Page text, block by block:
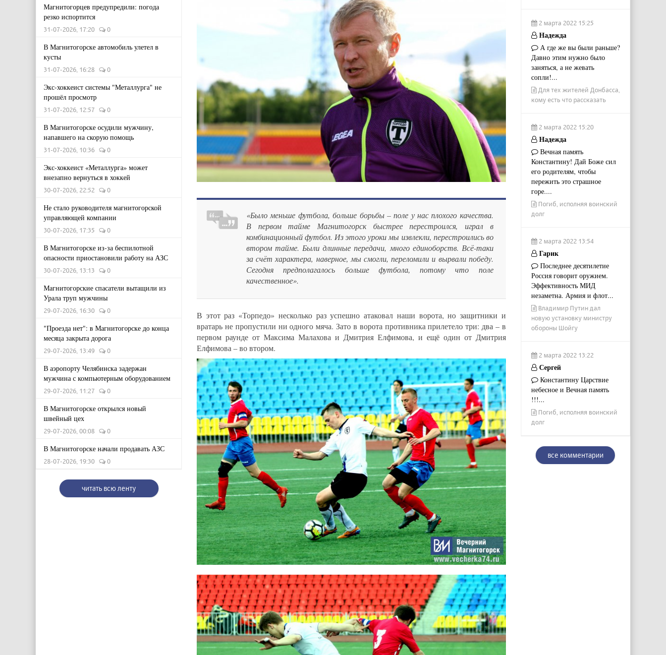
Магнитогорцев предупредили: погода
резко испортится
31-07-2026, 17:20 0
В Магнитогорске автомобиль улетел в
кусты
31-07-2026, 16:28 0
Экс-хоккеист системы "Металлурга" не
прошёл просмотр
31-07-2026, 12:57 0
В Магнитогорске осудили мужчину,
напавшего на скорую помощь
31-07-2026, 10:36 0
Экс-хоккеист «Металлурга» может
внезапно вернуться в хоккей
30-07-2026, 22:52 0
Не стало руководителя магнитогорской
управляющей компании
30-07-2026, 17:35 0
В Магнитогорске из-за беспилотной
опасности приостановили работу на АЗС
30-07-2026, 13:13 0
Магнитогорские спасатели вытащили из
Урала труп мужчины
29-07-2026, 16:30 0
"Проезда нет": в Магнитогорске до конца
месяца закрыта дорога
29-07-2026, 13:49 0
В аэропорту Челябинска задержан
мужчина с компьютерным оборудованием
29-07-2026, 11:27 0
В Магнитогорске открылся новый
швейный цех
29-07-2026, 00:08 0
В Магнитогорске начали продавать АЗС
28-07-2026, 19:30 0
читать всю ленту
«Было меньше футбола, больше борьбы – поле у нас плохого качества.
В первом тайме Магнитогорск быстрее перестроился, играл в
комбинационный футбол. Из этого уроки мы извлекли, перестроились во
втором тайме. Были длинные передачи, много единоборств. Всё-таки
за счёт характера, наверное, мы смогли, переломили и вырвали победу.
Сегодня предполагалось больше футбола, потому что поле
качественное».
В этот раз «Торпедо» несколько раз успешно атаковал наши ворота, но защитники и
вратарь не пропустили ни одного мяча. Зато в ворота противника прилетело три: два – в
первом раунде от Максима Малахова и Дмитрия Елфимова, и ещё один от Дмитрия
Елфимова – во втором.
2 марта 2022 15:25
Надежда
А где же вы были раньше?
Давно этим нужно было
заняться, а не жевать
сопли!...
Для тех жителей Донбасса,
кому есть что рассказать
2 марта 2022 15:20
Надежда
Вечная память
Константину! Дай Боже сил
его родителям, чтобы
пережить это страшное
горе....
Погиб, исполняя воинский
долг
2 марта 2022 13:54
Гарик
Последнее десятилетие
Россия говорит оружием.
Эффективность МИД
незаметна. Армия и флот...
Владимир Путин дал
новую установку министру
обороны Шойгу
2 марта 2022 13:22
Сергей
Константину Царствие
небесное и Вечная память
!!!...
Погиб, исполняя воинский
долг
все комментарии